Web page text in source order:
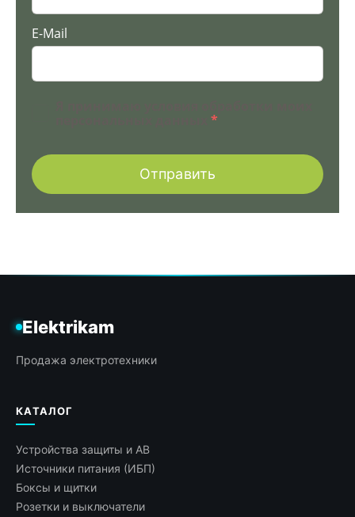
E-Mail
*
Отправить
Elektrikam
Продажа электротехники
КАТАЛОГ
Устройства защиты и АВ
Источники питания (ИБП)
Боксы и щитки
Розетки и выключатели